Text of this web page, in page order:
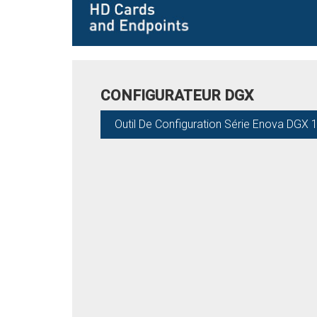
CONFIGURATEUR DGX
Outil De Configuration Série Enova DGX